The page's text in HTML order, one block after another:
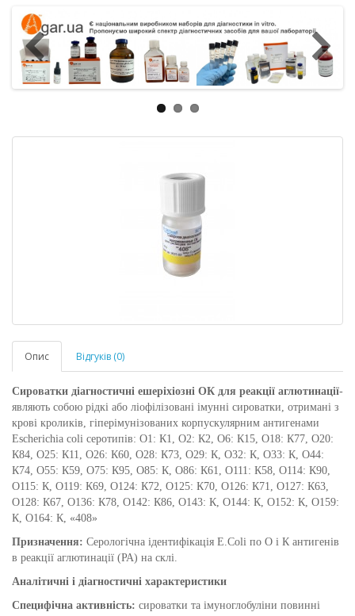
Опис Відгуків (0)
Сироватки діагностичні ешеріхіозні ОК для реакції аглютинації-
являють собою рідкі або ліофілізовані імунні сироватки, отримані з
крові кроликів, гіперімунізованих корпускулярним антигенами
Escherichia coli серотипів: О1: К1, О2: К2, О6: К15, О18: К77, О20:
К84, О25: К11, О26: К60, О28: К73, О29: К, О32: К, О33: К, О44:
К74, О55: К59, О75: К95, О85: К, О86: К61, О111: К58, О114: К90,
О115: К, О119: К69, О124: К72, О125: К70, О126: К71, О127: К63,
О128: К67, О136: К78, О142: К86, О143: К, О144: К, О152: К, О159:
К, О164: К, «408»
Призначення: Серологічна ідентифікація E.Coli по О і К антигенів
в реакції аглютинації (РА) на склі.
Аналітичні і діагностичні характеристики
Специфічна активність: сироватки та імуноглобуліни повинні